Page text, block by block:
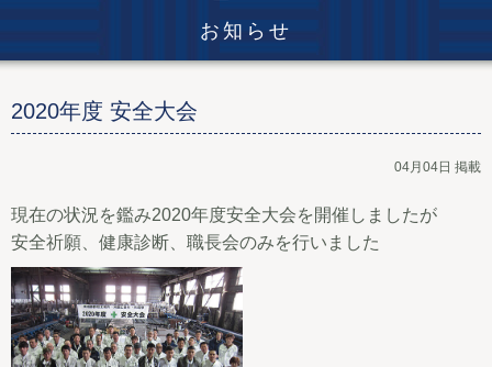
お知らせ
2020年度 安全大会
04月04日 掲載
現在の状況を鑑み2020年度安全大会を開催しましたが
安全祈願、健康診断、職長会のみを行いました